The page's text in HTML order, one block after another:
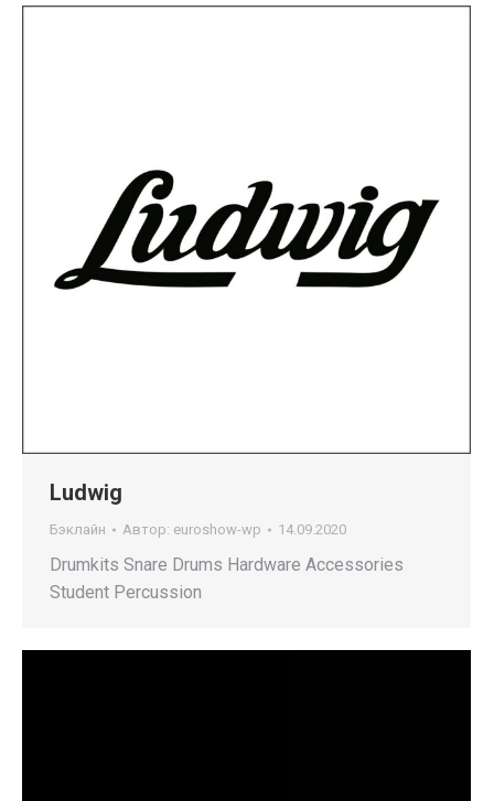
Ludwig
Бэклайн Автор: euroshow-wp 14.09.2020
Drumkits Snare Drums Hardware Accessories
Student Percussion